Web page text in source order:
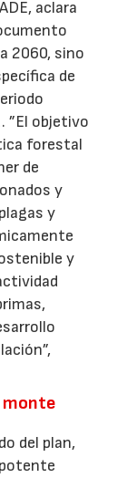
aclara
2060, sino
de
”El objetivo
forestal
de
y
y
y
monte
del plan,